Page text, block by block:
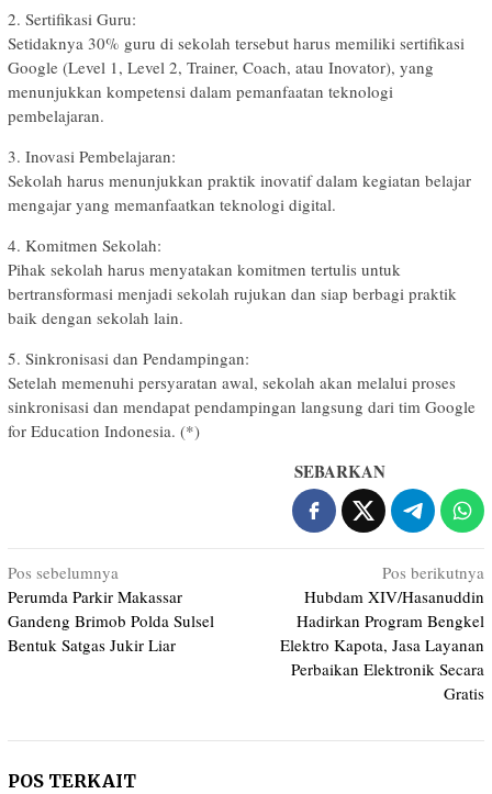
2. Sertifikasi Guru:
Setidaknya 30% guru di sekolah tersebut harus memiliki sertifikasi
Google (Level 1, Level 2, Trainer, Coach, atau Inovator), yang
menunjukkan kompetensi dalam pemanfaatan teknologi
pembelajaran.
3. Inovasi Pembelajaran:
Sekolah harus menunjukkan praktik inovatif dalam kegiatan belajar
mengajar yang memanfaatkan teknologi digital.
4. Komitmen Sekolah:
Pihak sekolah harus menyatakan komitmen tertulis untuk
bertransformasi menjadi sekolah rujukan dan siap berbagi praktik
baik dengan sekolah lain.
5. Sinkronisasi dan Pendampingan:
Setelah memenuhi persyaratan awal, sekolah akan melalui proses
sinkronisasi dan mendapat pendampingan langsung dari tim Google
for Education Indonesia. (*)
SEBARKAN
Navigasi
pos
Pos sebelumnya
Perumda Parkir Makassar
Gandeng Brimob Polda Sulsel
Bentuk Satgas Jukir Liar
Pos berikutnya
Hubdam XIV/Hasanuddin
Hadirkan Program Bengkel
Elektro Kapota, Jasa Layanan
Perbaikan Elektronik Secara
Gratis
POS TERKAIT